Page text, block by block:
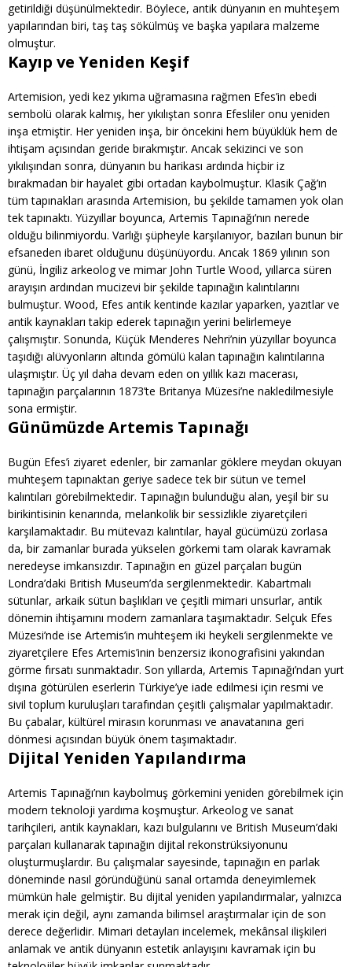
getirildiği düşünülmektedir. Böylece, antik dünyanın en muhteşem
yapılarından biri, taş taş sökülmüş ve başka yapılara malzeme
olmuştur.
Kayıp ve Yeniden Keşif
Artemision, yedi kez yıkıma uğramasına rağmen Efes’in ebedi
sembolü olarak kalmış, her yıkılıştan sonra Efesliler onu yeniden
inşa etmiştir. Her yeniden inşa, bir öncekini hem büyüklük hem de
ihtişam açısından geride bırakmıştır. Ancak sekizinci ve son
yıkılışından sonra, dünyanın bu harikası ardında hiçbir iz
bırakmadan bir hayalet gibi ortadan kaybolmuştur. Klasik Çağ’ın
tüm tapınakları arasında Artemision, bu şekilde tamamen yok olan
tek tapınaktı. Yüzyıllar boyunca, Artemis Tapınağı’nın nerede
olduğu bilinmiyordu. Varlığı şüpheyle karşılanıyor, bazıları bunun bir
efsaneden ibaret olduğunu düşünüyordu. Ancak 1869 yılının son
günü, İngiliz arkeolog ve mimar John Turtle Wood, yıllarca süren
arayışın ardından mucizevi bir şekilde tapınağın kalıntılarını
bulmuştur. Wood, Efes antik kentinde kazılar yaparken, yazıtlar ve
antik kaynakları takip ederek tapınağın yerini belirlemeye
çalışmıştır. Sonunda, Küçük Menderes Nehri’nin yüzyıllar boyunca
taşıdığı alüvyonların altında gömülü kalan tapınağın kalıntılarına
ulaşmıştır. Üç yıl daha devam eden on yıllık kazı macerası,
tapınağın parçalarının 1873’te Britanya Müzesi’ne nakledilmesiyle
sona ermiştir.
Günümüzde Artemis Tapınağı
Bugün Efes’i ziyaret edenler, bir zamanlar göklere meydan okuyan
muhteşem tapınaktan geriye sadece tek bir sütun ve temel
kalıntıları görebilmektedir. Tapınağın bulunduğu alan, yeşil bir su
birikintisinin kenarında, melankolik bir sessizlikle ziyaretçileri
karşılamaktadır. Bu mütevazı kalıntılar, hayal gücümüzü zorlasa
da, bir zamanlar burada yükselen görkemi tam olarak kavramak
neredeyse imkansızdır. Tapınağın en güzel parçaları bugün
Londra’daki British Museum’da sergilenmektedir. Kabartmalı
sütunlar, arkaik sütun başlıkları ve çeşitli mimari unsurlar, antik
dönemin ihtişamını modern zamanlara taşımaktadır. Selçuk Efes
Müzesi’nde ise Artemis’in muhteşem iki heykeli sergilenmekte ve
ziyaretçilere Efes Artemis’inin benzersiz ikonografisini yakından
görme fırsatı sunmaktadır. Son yıllarda, Artemis Tapınağı’ndan yurt
dışına götürülen eserlerin Türkiye’ye iade edilmesi için resmi ve
sivil toplum kuruluşları tarafından çeşitli çalışmalar yapılmaktadır.
Bu çabalar, kültürel mirasın korunması ve anavatanına geri
dönmesi açısından büyük önem taşımaktadır.
Dijital Yeniden Yapılandırma
Artemis Tapınağı’nın kaybolmuş görkemini yeniden görebilmek için
modern teknoloji yardıma koşmuştur. Arkeolog ve sanat
tarihçileri, antik kaynakları, kazı bulgularını ve British Museum’daki
parçaları kullanarak tapınağın dijital rekonstrüksiyonunu
oluşturmuşlardır. Bu çalışmalar sayesinde, tapınağın en parlak
döneminde nasıl göründüğünü sanal ortamda deneyimlemek
mümkün hale gelmiştir. Bu dijital yeniden yapılandırmalar, yalnızca
merak için değil, aynı zamanda bilimsel araştırmalar için de son
derece değerlidir. Mimari detayları incelemek, mekânsal ilişkileri
anlamak ve antik dünyanın estetik anlayışını kavramak için bu